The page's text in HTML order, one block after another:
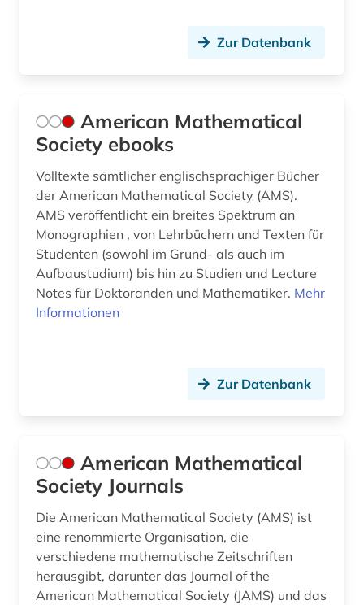
infrastruktur (1)
ingenieurswesen (1)
ingenieurwissenschaften (9)
inventar (1)
islam (1)
karriere (1)
kultur (1)
künstliche intelligenz (1)
latein (1)
lehramt (2)
lehrbücher (1)
Zur Datenbank
American Mathematical
Society ebooks
Volltexte sämtlicher englischsprachiger Bücher
der American Mathematical Society (AMS).
AMS veröffentlicht ein breites Spektrum an
Monographien , von Lehrbüchern und Texten für
Studenten (sowohl im Grund- als auch im
Aufbaustudium) bis hin zu Studien und Lecture
Notes für Doktoranden und Mathematiker. Mehr
Informationen
Zur Datenbank
American Mathematical
Society Journals
Die American Mathematical Society (AMS) ist
eine renommierte Organisation, die
verschiedene mathematische Zeitschriften
herausgibt, darunter das Journal of the
American Mathematical Society (JAMS) und das